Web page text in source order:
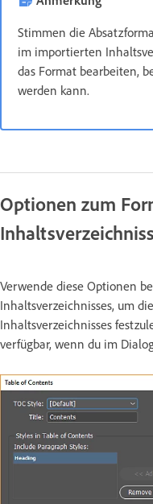
Stimmen die
im importierten
das Format bearbeiten,
werden kann.
Optionen zum
Verwende diese Optionen
Inhaltsverzeichnisses, um
Inhaltsverzeichnisses
verfügbar, wenn du im